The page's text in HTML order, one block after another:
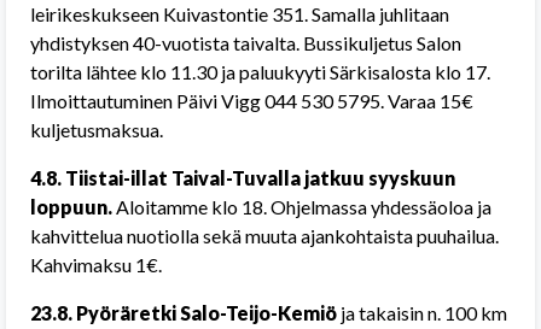
leirikeskukseen Kuivastontie 351. Samalla juhlitaan
yhdistyksen 40-vuotista taivalta. Bussikuljetus Salon
torilta lähtee klo 11.30 ja paluukyyti Särkisalosta klo 17.
Ilmoittautuminen Päivi Vigg 044 530 5795. Varaa 15€
kuljetusmaksua.
4.8. Tiistai-illat Taival-Tuvalla jatkuu syyskuun
loppuun.Aloitamme klo 18. Ohjelmassa yhdessäoloa ja
kahvittelua nuotiolla sekä muuta ajankohtaista puuhailua.
Kahvimaksu 1€.
23.8. Pyöräretki Salo-Teijo-Kemiö ja takaisin n. 100 km